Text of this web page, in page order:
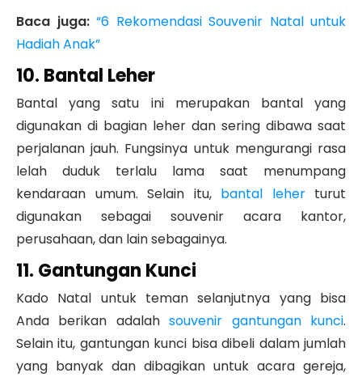
Baca juga: “6 Rekomendasi Souvenir Natal untuk
Hadiah Anak”
10. Bantal Leher
Bantal yang satu ini merupakan bantal yang
digunakan di bagian leher dan sering dibawa saat
perjalanan jauh. Fungsinya untuk mengurangi rasa
lelah duduk terlalu lama saat menumpang
kendaraan umum. Selain itu, bantal leherturut
digunakan sebagai souvenir acara kantor,
perusahaan, dan lain sebagainya.
11. Gantungan Kunci
Kado Natal untuk teman selanjutnya yang bisa
Anda berikan adalahsouvenir gantungan kunci.
Selain itu, gantungan kunci bisa dibeli dalam jumlah
yang banyak dan dibagikan untuk acara gereja,